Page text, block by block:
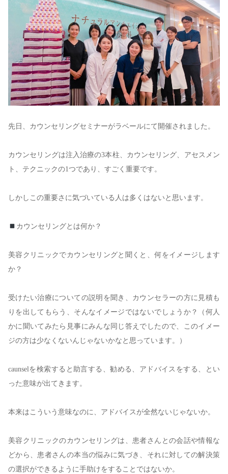
先日、カウンセリングセミナーがラベールにて開催されました。
カウンセリングは注入治療の3本柱、カウンセリング、アセスメン
ト、テクニックの1つであり、すごく重要です。
しかしこの重要さに気づいている人は多くはないと思います。
カウンセリングとは何か？
美容クリニックでカウンセリングと聞くと、何をイメージします
か？
受けたい治療についての説明を聞き、カウンセラーの方に見積も
りを出してもらう、そんなイメージではないでしょうか？（何人
かに聞いてみたら見事にみんな同じ答えでしたので、このイメー
ジの方は少なくないんじゃないかなと思っています。）
caunselを検索すると助言する、勧める、アドバイスをする、とい
った意味が出てきます。
本来はこういう意味なのに、アドバイスが全然ないじゃないか。
美容クリニックのカウンセリングは、患者さんとの会話や情報な
どから、患者さんの本当の悩みに気づき、それに対しての解決策
の選択ができるように手助けをすることではないか。